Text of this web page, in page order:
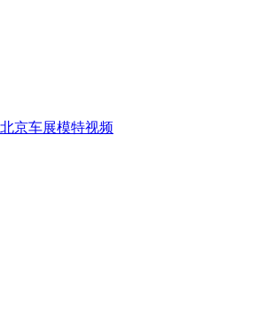
北京车展模特视频